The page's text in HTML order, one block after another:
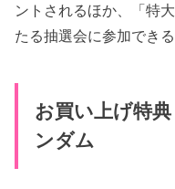
ントされるほか、「特
たる抽選会に参加できる
お買い上げ特
ンダム